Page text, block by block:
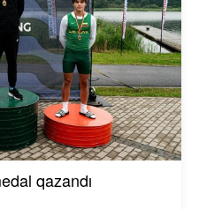
qazandı